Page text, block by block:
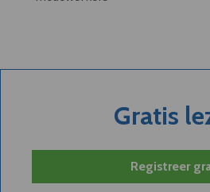
Gratis
Registreer